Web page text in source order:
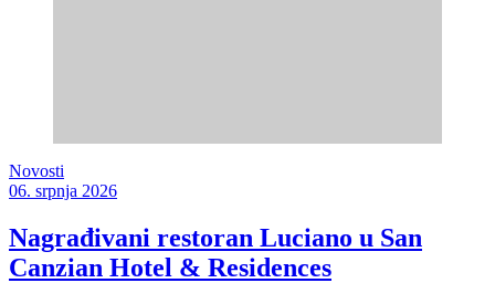
Novosti
06. srpnja 2026
Nagrađivani restoran Luciano u San
Canzian Hotel & Residences